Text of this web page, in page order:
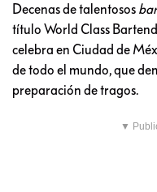
Decenas de talentosos
título World Class
celebra en Ciudad de
de todo el mundo, que
preparación de tragos.
▼